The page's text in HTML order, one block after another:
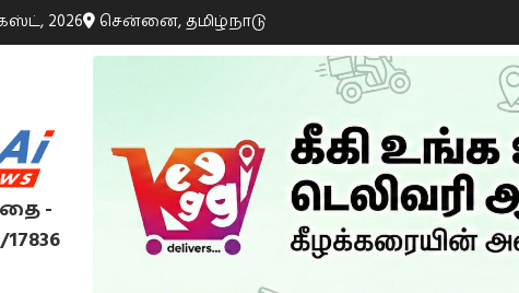
2026 சென்னை, தமிழ்நாடு
-